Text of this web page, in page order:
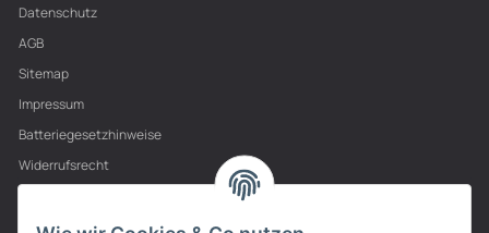
Datenschutz
AGB
Sitemap
Impressum
Batteriegesetzhinweise
Widerrufsrecht